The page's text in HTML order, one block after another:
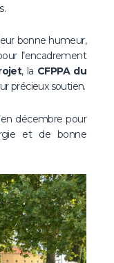
bonne humeur,
l’encadrement
, la CFPPA du
précieux soutien.
décembre pour
et de bonne